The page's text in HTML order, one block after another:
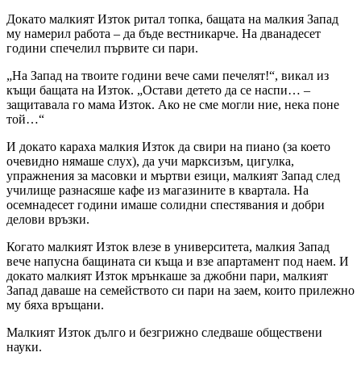
Докато малкият Изток ритал топка, бащата на малкия Запад
му намерил работа – да бъде вестникарче. На дванадесет
години спечелил първите си пари.
„На Запад на твоите години вече сами печелят!“, викал из
къщи бащата на Изток. „Остави детето да се наспи… –
защитавала го мама Изток. Ако не сме могли ние, нека поне
той…“
И докато караха малкия Изток да свири на пиано (за което
очевидно нямаше слух), да учи марксизъм, цигулка,
упражнения за масовки и мъртви езици, малкият Запад след
училище разнасяше кафе из магазините в квартала. На
осемнадесет години имаше солидни спестявания и добри
делови връзки.
Когато малкият Изток влезе в университета, малкия Запад
вече напусна бащината си къща и взе апартамент под наем. И
докато малкият Изток мрънкаше за джобни пари, малкият
Запад даваше на семейството си пари на заем, които прилежно
му бяха връщани.
Малкият Изток дълго и безгрижно следваше обществени
науки.